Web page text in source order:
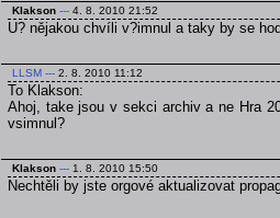
Klakson --- 4. 8. 2010 21:52
U? nějakou chvíli v?imnul a taky by se
LLSM --- 2. 8. 2010 11:12
To Klakson:
Ahoj, take jsou v sekci archiv a ne Hra
vsimnul?
Klakson --- 1. 8. 2010 15:50
Nechtěli by jste orgové aktualizovat